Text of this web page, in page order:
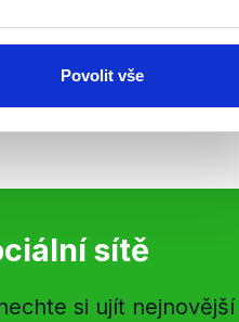
Povolit vše
Zemana a jeho
části...
sítě
si ujít